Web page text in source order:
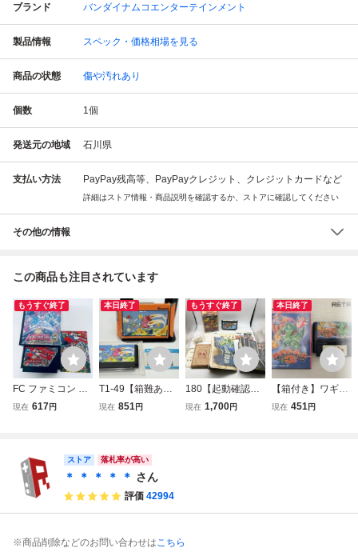
ブランド バンダイナムコエンターテインメント
製品情報 スペック・価格相場を見る
商品の状態 傷や汚れあり
個数 1個
発送元の地域 石川県
支払い方法 PayPay残高等、PayPayクレジット、クレジットカードなど
詳細はストア情報・商品説明を確認するか、ストアに確認してください
その他の情報
この商品も注目されています
もうすぐ終了
FC ファミコン 爆
笑 人生劇場３ ソ
現在 617円
本日終了
T1-49【箱難あ
り・未検品】ゆう
現在 851円
もうすぐ終了
180【起動確認済
み】FC 貝獣物語
現在 1,700円
本日終了
【箱付き】ワギャ
ンランド3 ファミ
現在 451円
ストア 落札率が高い
＊ ＊ ＊ ＊ ＊ さん
評価 42994
※商品削除などのお問い合わせはこちら